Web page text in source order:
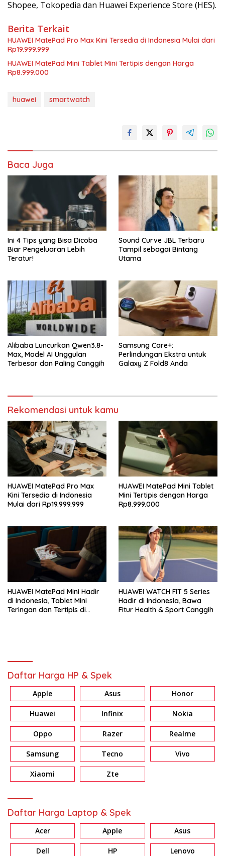
Shopee, Tokopedia dan Huawei Experience Store (HES).
Berita Terkait
HUAWEI MatePad Pro Max Kini Tersedia di Indonesia Mulai dari
Rp19.999.999
HUAWEI MatePad Mini Tablet Mini Tertipis dengan Harga
Rp8.999.000
huawei smartwatch
Baca Juga
Ini 4 Tips yang Bisa Dicoba
Biar Pengeluaran Lebih
Teratur!
Sound Curve JBL Terbaru
Tampil sebagai Bintang
Utama
Alibaba Luncurkan Qwen3.8-
Max, Model AI Unggulan
Terbesar dan Paling Canggih
Samsung Care+:
Perlindungan Ekstra untuk
Galaxy Z Fold8 Anda
Rekomendasi untuk kamu
HUAWEI MatePad Pro Max
Kini Tersedia di Indonesia
Mulai dari Rp19.999.999
HUAWEI MatePad Mini Tablet
Mini Tertipis dengan Harga
Rp8.999.000
HUAWEI MatePad Mini Hadir
di Indonesia, Tablet Mini
Teringan dan Tertipis di
HUAWEI WATCH FIT 5 Series
Hadir di Indonesia, Bawa
Fitur Health & Sport Canggih
Daftar Harga HP & Spek
Apple Asus Honor
Huawei Infinix Nokia
Oppo Razer Realme
Samsung Tecno Vivo
Xiaomi Zte
Daftar Harga Laptop & Spek
Acer Apple Asus
Dell HP Lenovo